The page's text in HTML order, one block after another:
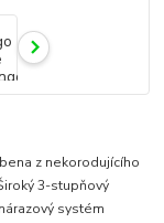
z nekorodujícího
3-stupňový
systém